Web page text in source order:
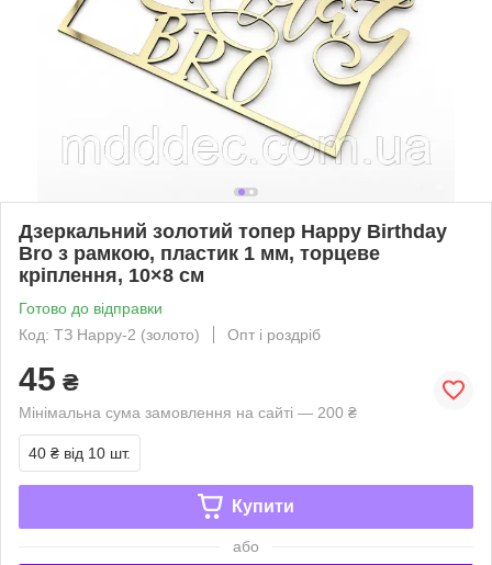
Дзеркальний золотий топер Happy Birthday
Bro з рамкою, пластик 1 мм, торцеве
кріплення, 10×8 см
Готово до відправки
Код: ТЗ Happy-2 (золото)
Опт і роздріб
45 ₴
Мінімальна сума замовлення на сайті — 200 ₴
40 ₴ від 10 шт.
Купити
або